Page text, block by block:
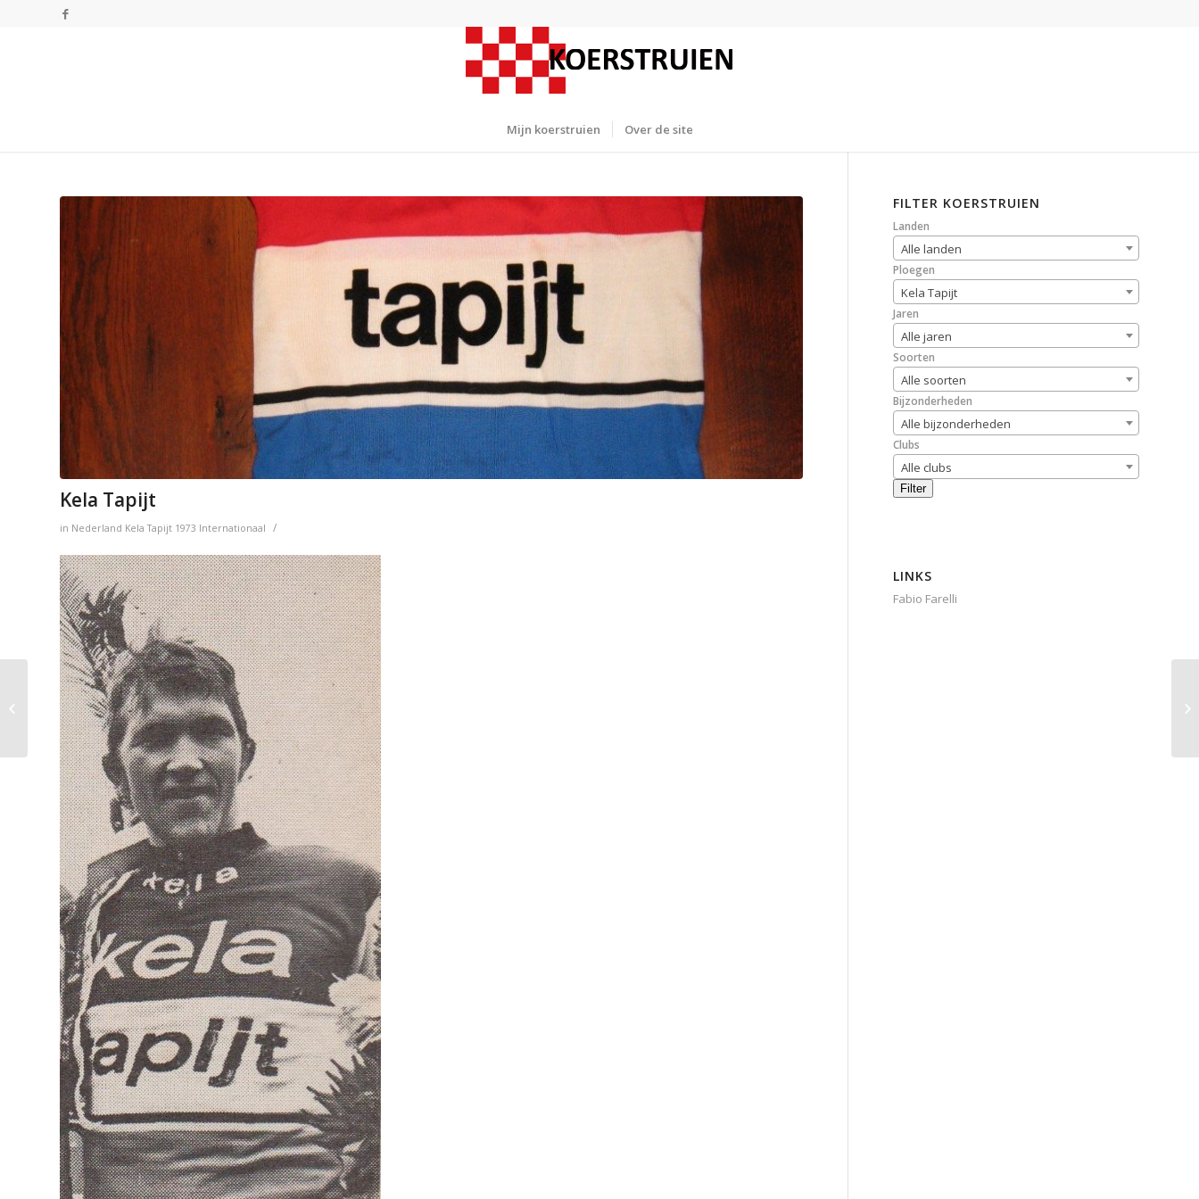
Mijn koerstruien Over de site
Kela Tapijt
in Nederland Kela Tapijt 1973 Internationaal /
FILTER KOERSTRUIEN
Landen
Alle landen
Ploegen
Kela Tapijt
Jaren
Alle jaren
Soorten
Alle soorten
Bijzonderheden
Alle bijzonderheden
Clubs
Alle clubs
Filter
LINKS
Fabio Farelli
Kas – Canal 10